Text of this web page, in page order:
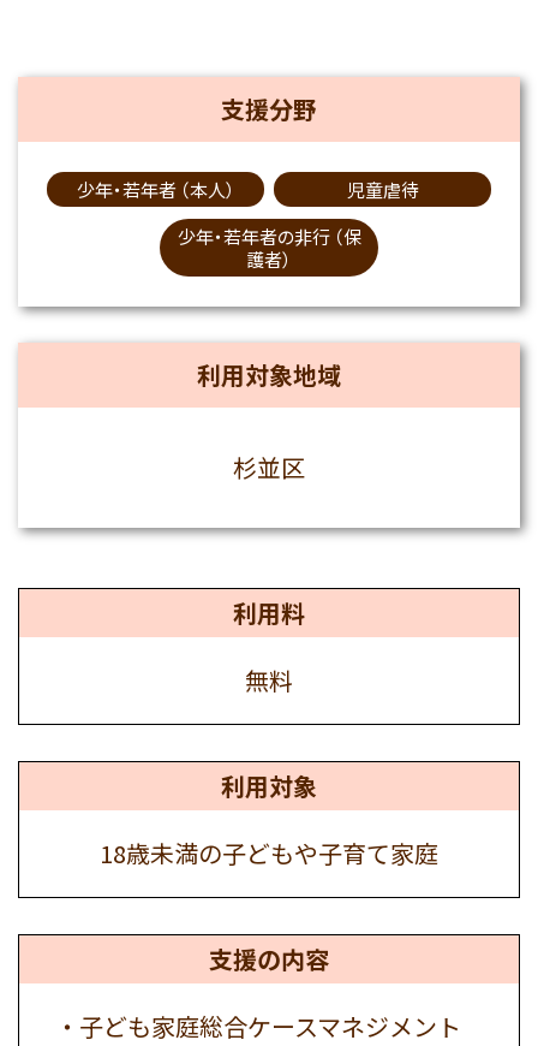
支援分野
少年・若年者 （本人）
児童虐待
少年・若年者の非行 （保
護者）
利用対象地域
杉並区
利用料
無料
利用対象
18歳未満の子どもや子育て家庭
支援の内容
・子ども家庭総合ケースマネジメント